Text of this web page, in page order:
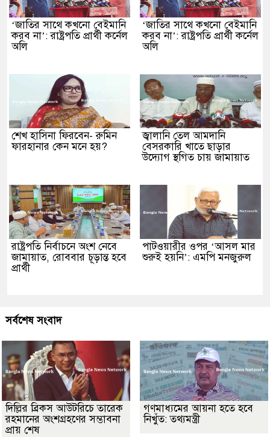
‘জাতির সাথে কখনো বেইমানি
করব না’: রাষ্ট্রপতি প্রার্থী কর্নেল
অলি
‘জাতির সাথে কখনো বেইমানি
করব না’: রাষ্ট্রপতি প্রার্থী কর্নেল
অলি
শেখ হাসিনা ফিরবেন- রুমিন
ফারহানার কেন মনে হয়?
জ্বালানি তেল আমদানি
বেসরকারি খাতে ছাড়ার
উদ্যোগ স্থগিত চায় জামায়াত
রাষ্ট্রপতি নির্বাচনে অংশ নেবে
জামায়াত, রোববার চূড়ান্ত হবে
প্রার্থী
পাটওয়ারীর ওপর ‘আসল মার
শুরুই হয়নি’: এমপি মনজুরুল
সর্বশেষ সংবাদ
দিল্লির ব্রিকস আউটরিচে তারেক
রহমানের অংশগ্রহণের সম্ভাবনা
প্রায় শেষ
গণমাধ্যমের আয়না হতে হবে
নিখুঁত: তথ্যমন্ত্রী